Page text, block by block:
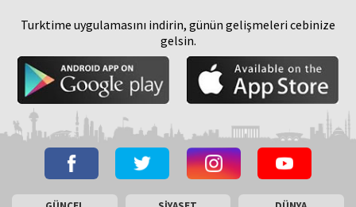
Turktime uygulamasını indirin, günün gelişmeleri cebinize
gelsin.